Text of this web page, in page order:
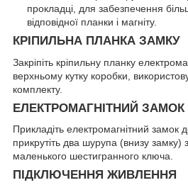
прокладці, для забезпечення
відповідної планки і магніту.
КРІПИЛЬНА ПЛАНКА ЗАМКУ
Закріпіть кріпильну планку
верхньому кутку коробки,
комплекту.
ЕЛЕКТРОМАГНІТНИЙ ЗАМОК
Прикладіть електромагнітний замок
прикрутіть два шурупа (внизу
маленького шестигранного ключа.
ПІДКЛЮЧЕННЯ ЖИВЛЕННЯ